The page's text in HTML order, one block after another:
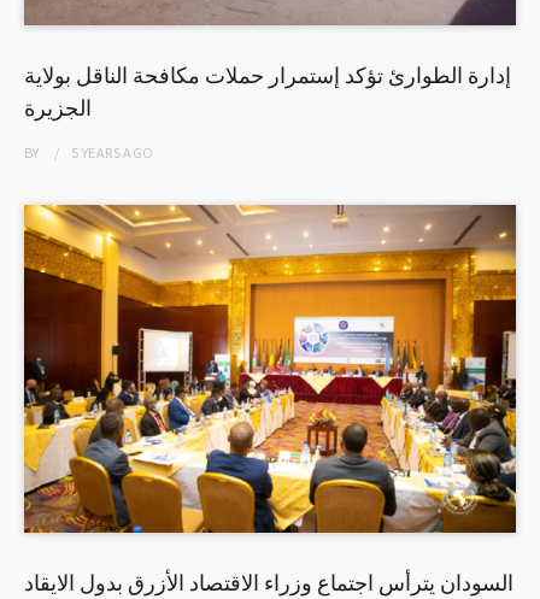
إدارة الطوارئ تؤكد إستمرار حملات مكافحة الناقل بولاية
الجزيرة
BY 5 YEARSAGO
السودان يترأس اجتماع وزراء الاقتصاد الأزرق بدول الايقاد